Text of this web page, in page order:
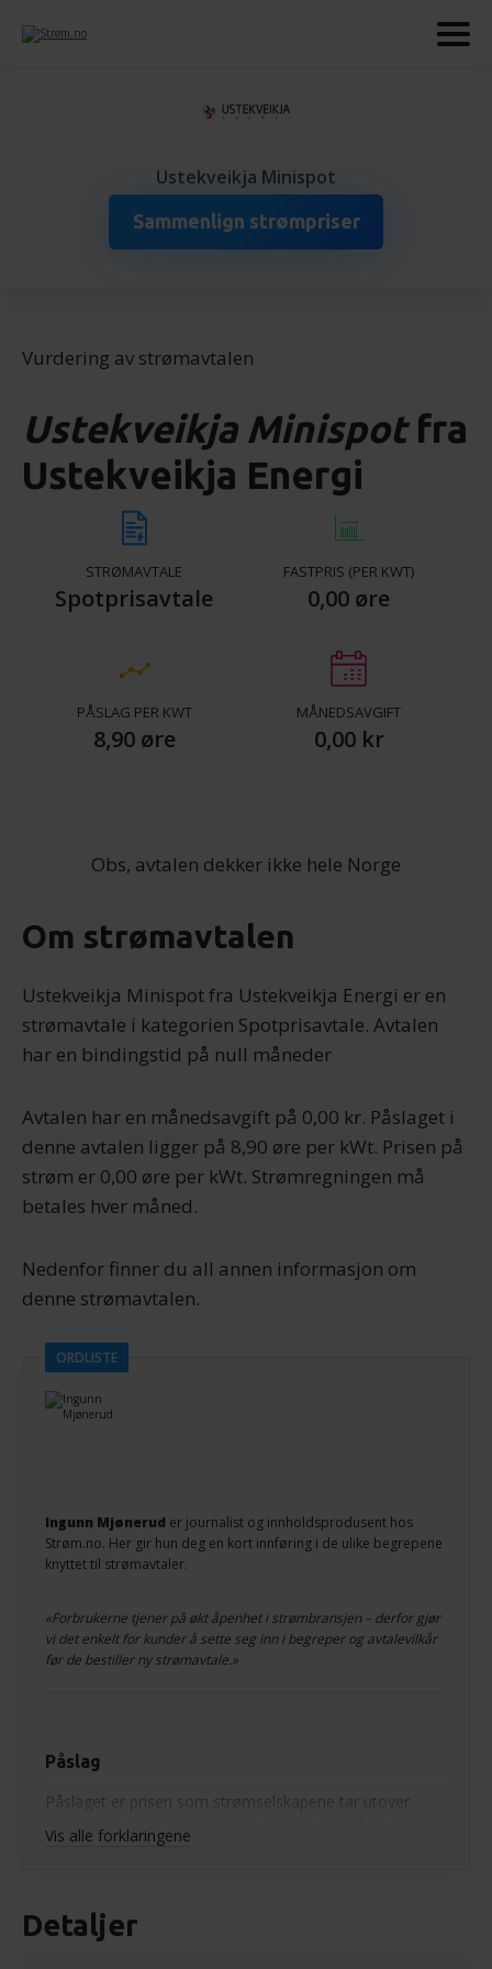
Ustekveikja Minispot
Sammenlign strømpriser
Vurdering av strømavtalen
Ustekveikja Minispotfra
Ustekveikja Energi
STRØMAVTALE
Spotprisavtale
FASTPRIS (PER KWT)
0,00 øre
PÅSLAG PER KWT
8,90 øre
MÅNEDSAVGIFT
0,00 kr
Obs, avtalen dekker ikke hele Norge
Om strømavtalen
Ustekveikja Minispot fra Ustekveikja Energi er en
strømavtale i kategorien Spotprisavtale. Avtalen
har en bindingstid på null måneder
Avtalen har en månedsavgift på 0,00 kr. Påslaget i
denne avtalen ligger på 8,90 øre per kWt. Prisen på
strøm er 0,00 øre per kWt. Strømregningen må
betales hver måned.
Nedenfor finner du all annen informasjon om
denne strømavtalen.
ORDLISTE
Påslag
Påslaget er prisen som strømselskapene tar utover
spotprisen/innkjøpsprisen på strøm. Har påslaget
minustegn foran seg betyr det at strømselskapet
Spotpris
Vis alle forklaringene
Ingunn Mjønerud er journalist og innholdsprodusent hos
Strøm.no. Her gir hun deg en kort innføring i de ulike begrepene
knyttet til strømavtaler.
«Forbrukerne tjener på økt åpenhet i strømbransjen – derfor gjør
vi det enkelt for kunder å sette seg inn i begreper og avtalevilkår
før de bestiller ny strømavtale.»
Detaljer